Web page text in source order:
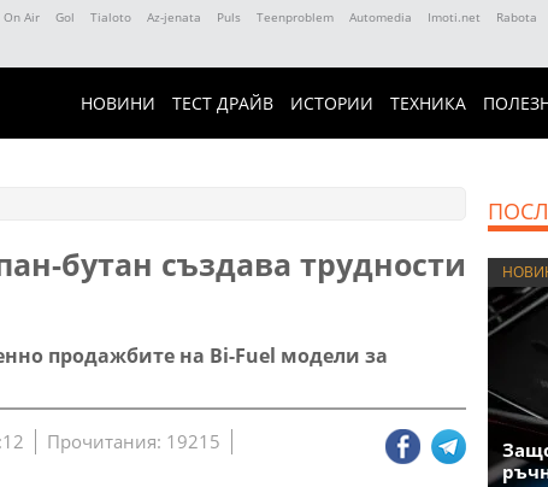
On Air Gol Tialoto Az-jenata Puls Teenproblem Automedia Imoti.net Rabota
НОВИНИ ТЕСТ ДРАЙВ ИСТОРИИ ТЕХНИКА
бутан създава трудности
продажбите на Bi-Fuel модели за
Прочитания: 19215